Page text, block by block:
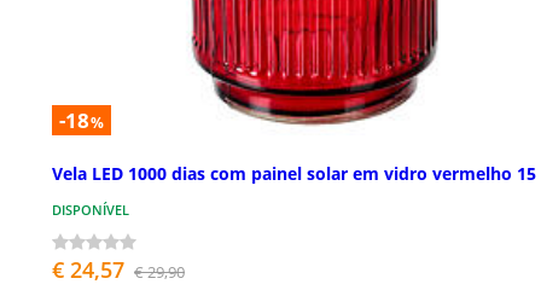
-18%
Vela LED 1000 dias com painel solar em vidro vermelho 15
DISPONÍVEL
€ 24,57 € 29,90